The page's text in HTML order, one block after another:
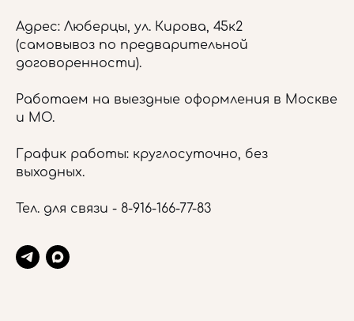
Адрес: Люберцы, ул. Кирова, 45к2
(самовывоз по предварительной
договоренности).
Работаем на выездные оформления в Москве
и МО.
График работы: круглосуточно, без
выходных.
Тел. для связи - 8-916-166-77-83